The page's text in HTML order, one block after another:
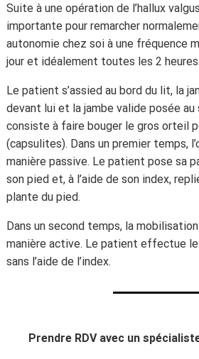
Suite à une opération de l’hallux
importante pour remarcher
autonomie chez soi à une fréquence
jour et idéalement toutes les 2 heures.
Le patient s’assied au bord du lit, la
devant lui et la jambe valide posée au
consiste à faire bouger le gros orteil
(capsulites). Dans un premier temps,
manière passive. Le patient pose sa
son pied et, à l’aide de son index,
plante du pied.
Dans un second temps, la
manière active. Le patient effectue
sans l’aide de l’index.
Prendre RDV avec un